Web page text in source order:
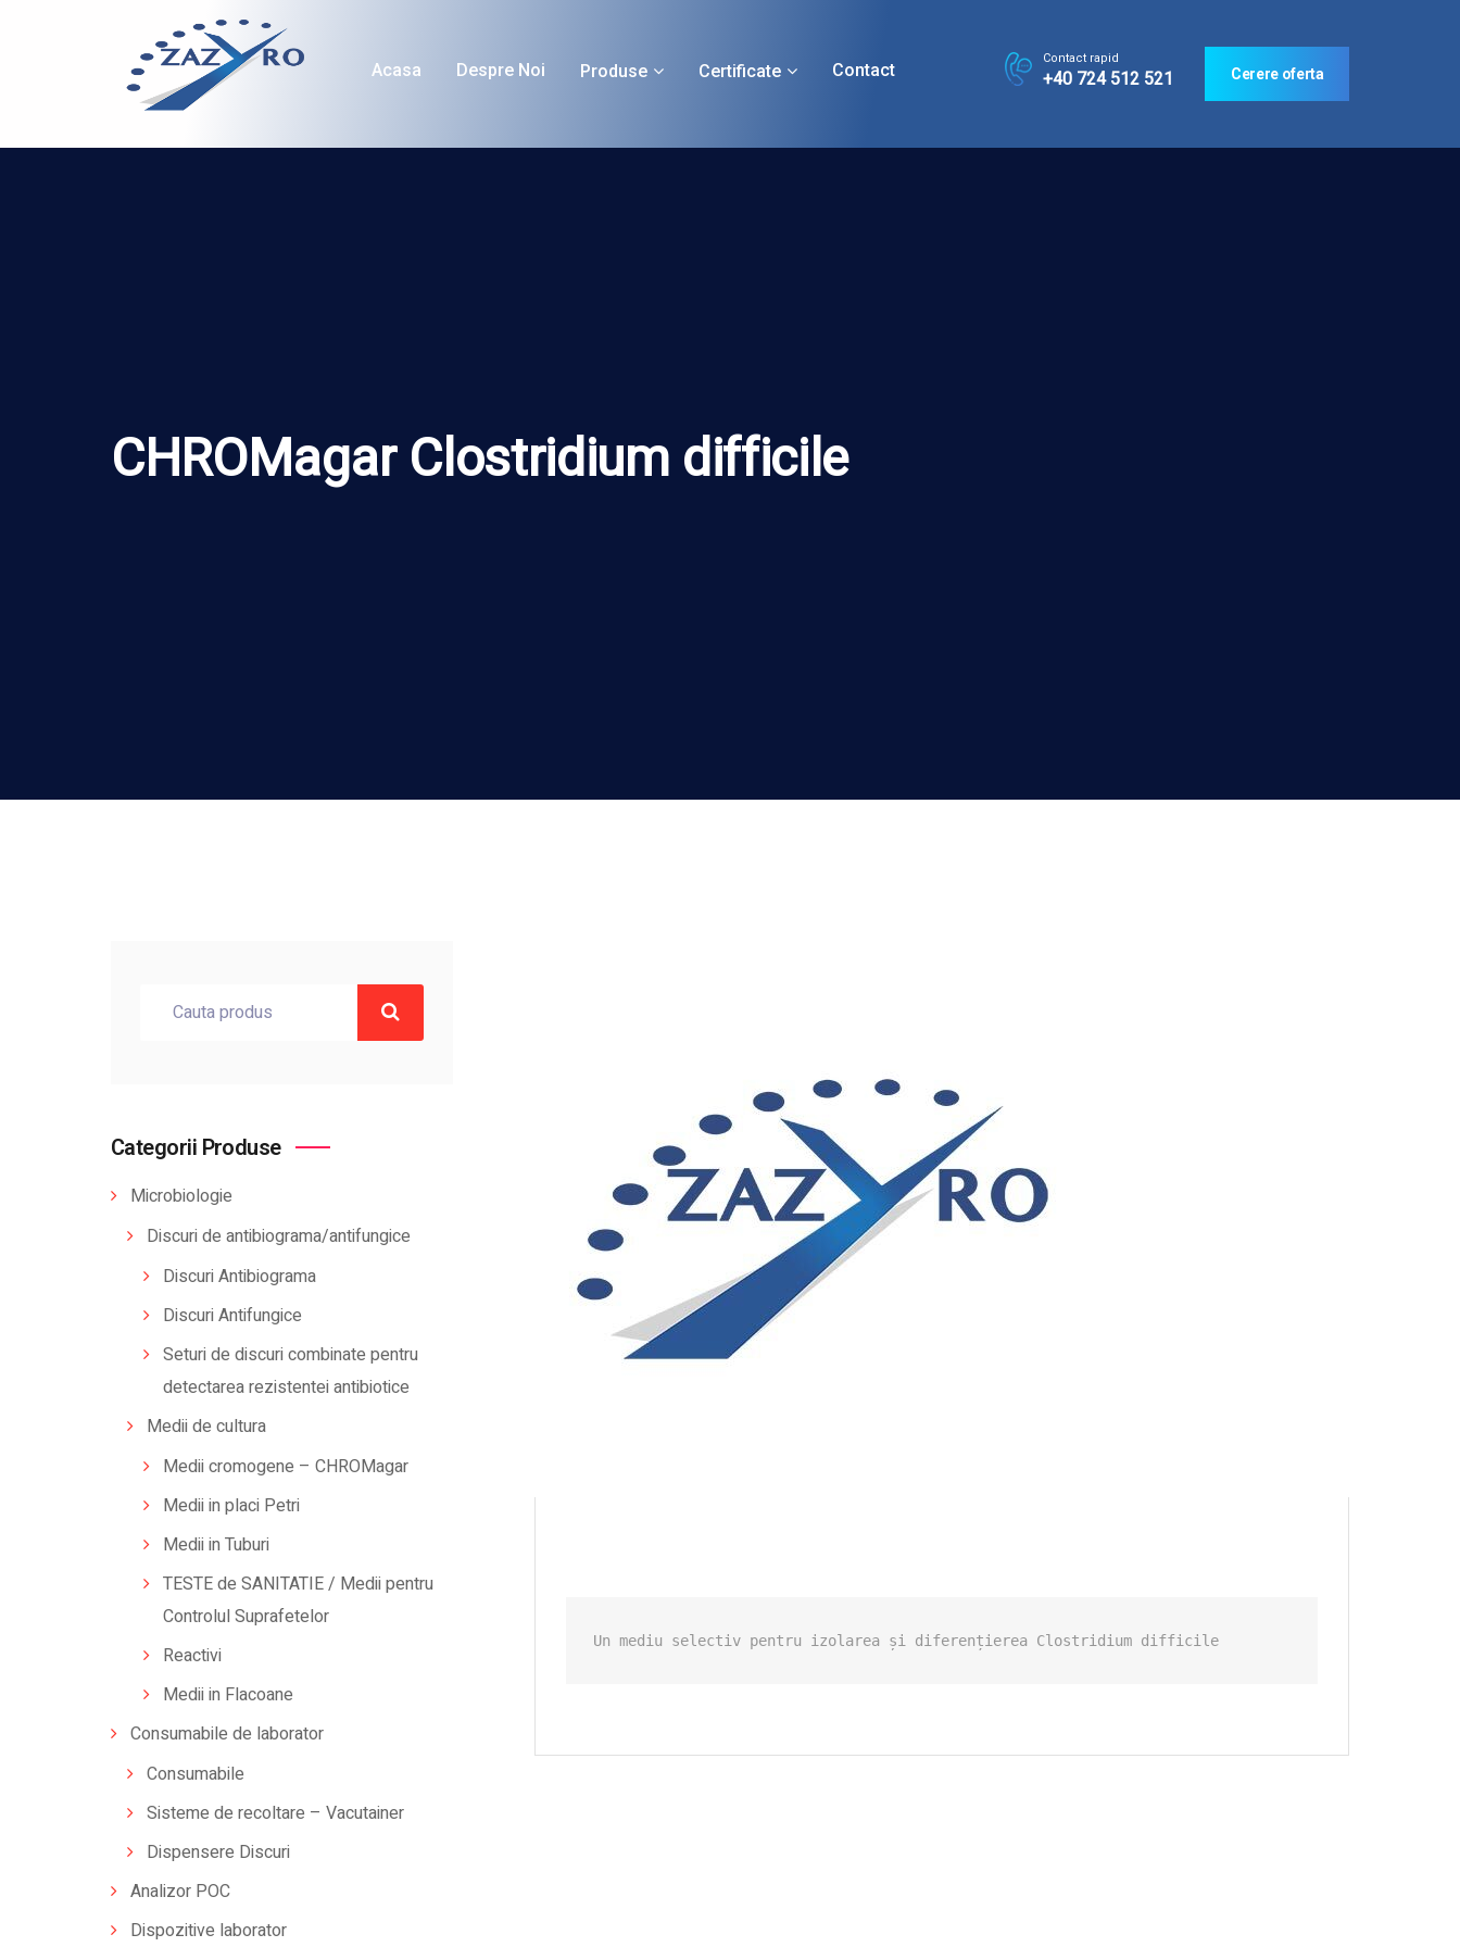
Acasa Despre Noi Produse Certificate Contact
Contact rapid
+40 724 512 521 Cerere oferta
CHROMagar Clostridium difficile
Categorii Produse
Microbiologie
Discuri de antibiograma/antifungice
Discuri Antibiograma
Discuri Antifungice
Seturi de discuri combinate pentru
detectarea rezistentei antibiotice
Medii de cultura
Medii cromogene – CHROMagar
Medii in placi Petri
Medii in Tuburi
TESTE de SANITATIE / Medii pentru
Controlul Suprafetelor
Reactivi
Medii in Flacoane
Consumabile de laborator
Consumabile
Sisteme de recoltare – Vacutainer
Dispensere Discuri
Analizor POC
Dispozitive laborator
Un mediu selectiv pentru izolarea și diferențierea Clostridium difficile